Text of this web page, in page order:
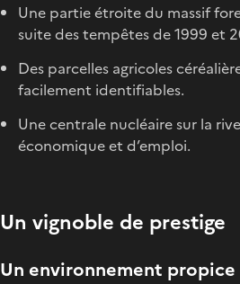
Une partie étroite du massif
suite des tempêtes de 1999 et
Des parcelles agricoles
facilement identifiables.
Une centrale nucléaire sur la
économique et d’emploi.
Un vignoble de prestige
Un environnement